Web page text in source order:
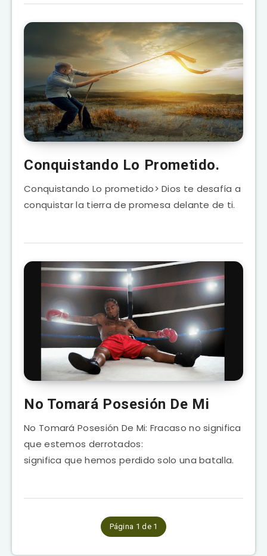
Conquistando Lo Prometido.
Conquistando Lo prometido> Dios te desafía a
conquistar la tierra de promesa delante de ti.
No Tomará Posesión De Mi
No Tomará Posesión De Mi: Fracaso no significa
que estemos derrotados:
significa que hemos perdido solo una batalla.
Página 1 de 1